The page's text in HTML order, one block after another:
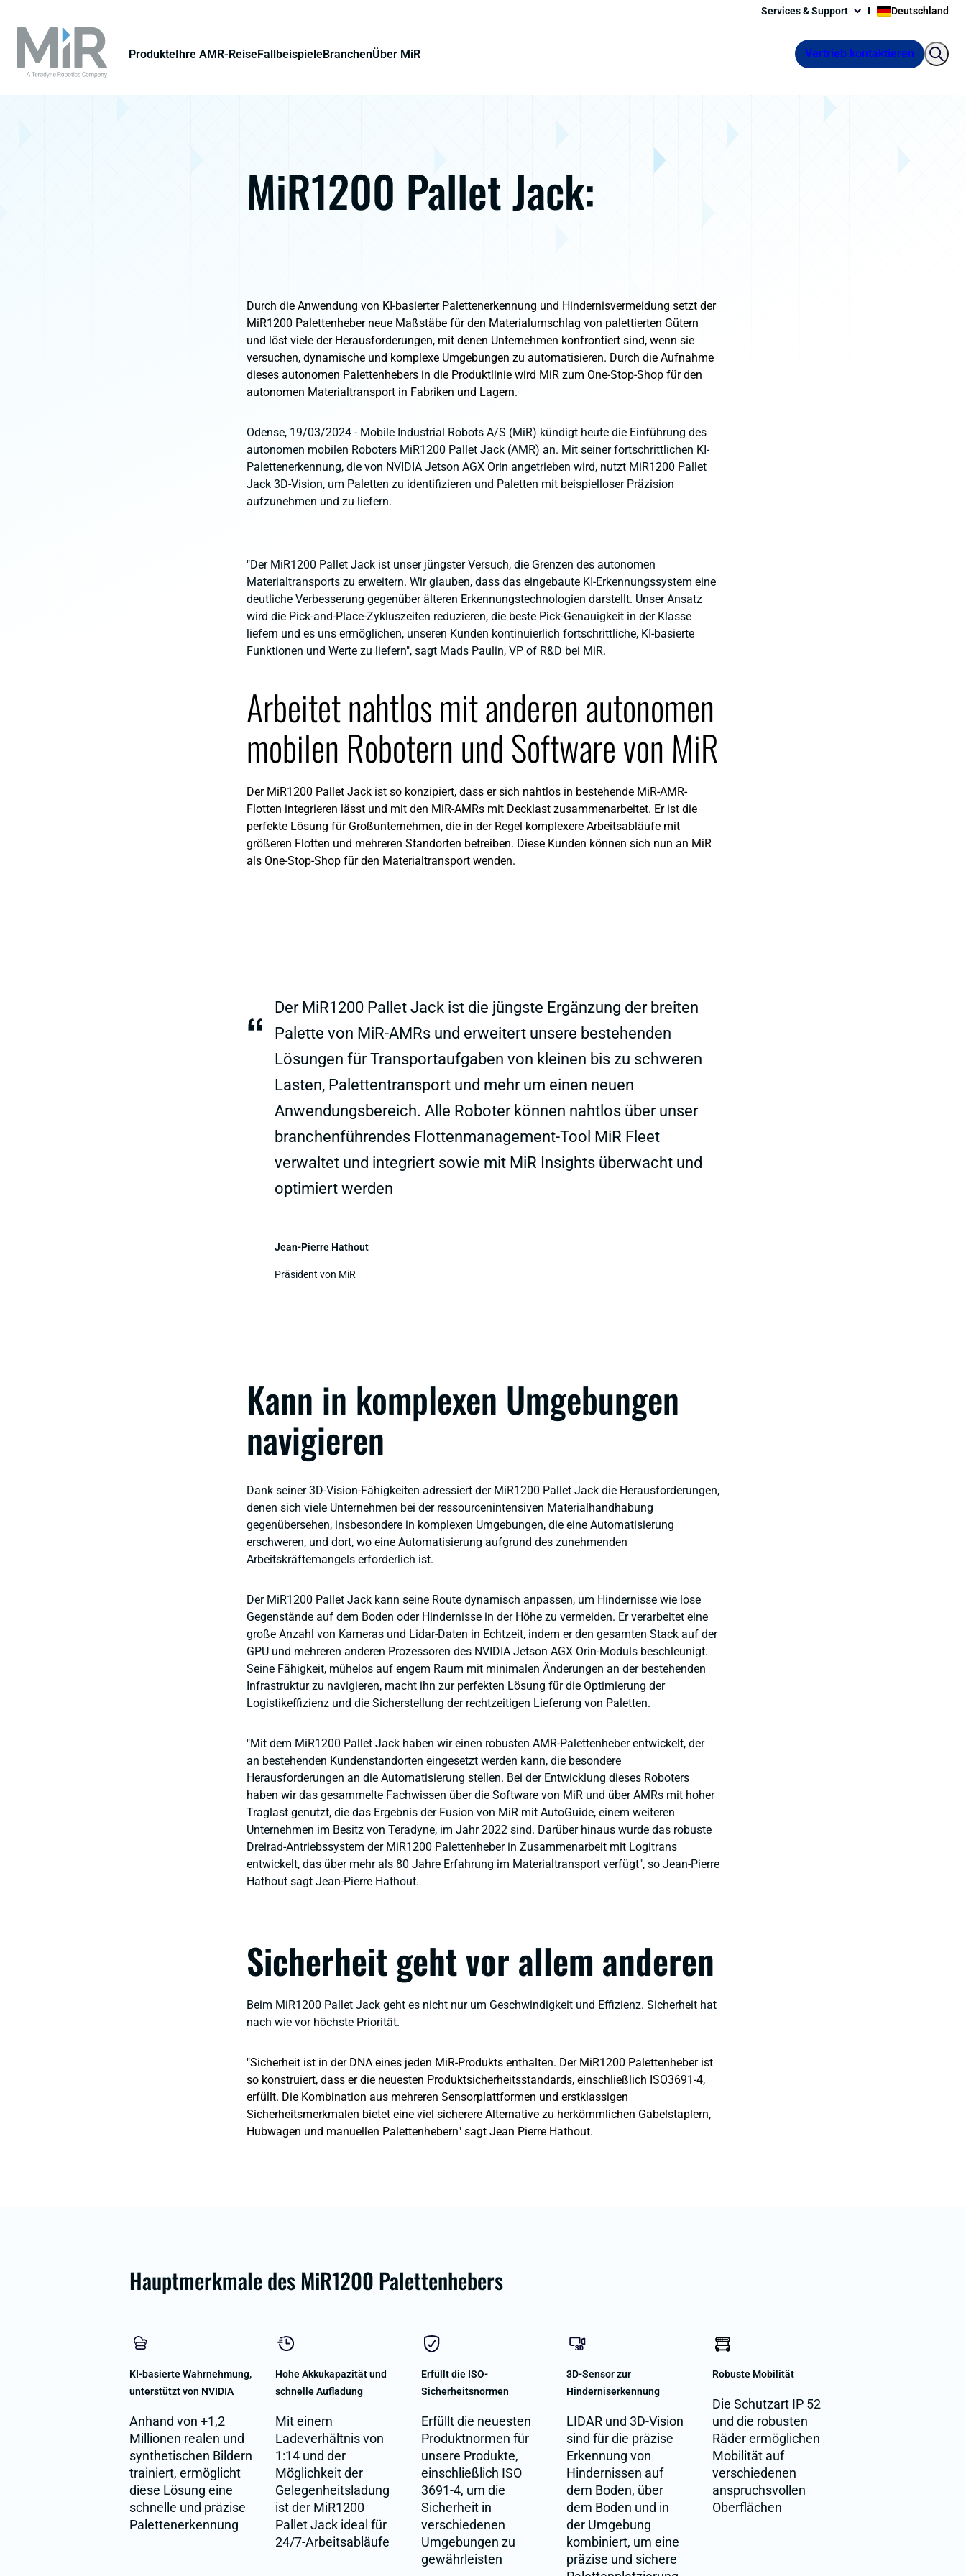
Services & Support Deutschland
ProdukteIhre AMR-ReiseFallbeispieleBranchenÜber MiR Vertrieb kontaktieren
MiR1200 Pallet Jack:
Durch die Anwendung von KI-basierter Palettenerkennung und Hindernisvermeidung setzt der
MiR1200 Palettenheber neue Maßstäbe für den Materialumschlag von palettierten Gütern
und löst viele der Herausforderungen, mit denen Unternehmen konfrontiert sind, wenn sie
versuchen, dynamische und komplexe Umgebungen zu automatisieren. Durch die Aufnahme
dieses autonomen Palettenhebers in die Produktlinie wird MiR zum One-Stop-Shop für den
autonomen Materialtransport in Fabriken und Lagern.
Odense, 19/03/2024 - Mobile Industrial Robots A/S (MiR) kündigt heute die Einführung des
autonomen mobilen Roboters MiR1200 Pallet Jack (AMR) an. Mit seiner fortschrittlichen KI-
Palettenerkennung, die von NVIDIA Jetson AGX Orin angetrieben wird, nutzt MiR1200 Pallet
Jack 3D-Vision, um Paletten zu identifizieren und Paletten mit beispielloser Präzision
aufzunehmen und zu liefern.
"Der MiR1200 Pallet Jack ist unser jüngster Versuch, die Grenzen des autonomen
Materialtransports zu erweitern. Wir glauben, dass das eingebaute KI-Erkennungssystem eine
deutliche Verbesserung gegenüber älteren Erkennungstechnologien darstellt. Unser Ansatz
wird die Pick-and-Place-Zykluszeiten reduzieren, die beste Pick-Genauigkeit in der Klasse
liefern und es uns ermöglichen, unseren Kunden kontinuierlich fortschrittliche, KI-basierte
Funktionen und Werte zu liefern", sagt Mads Paulin, VP of R&D bei MiR.
Arbeitet nahtlos mit anderen autonomen
mobilen Robotern und Software von MiR
Der MiR1200 Pallet Jack ist so konzipiert, dass er sich nahtlos in bestehende MiR-AMR-
Flotten integrieren lässt und mit den MiR-AMRs mit Decklast zusammenarbeitet. Er ist die
perfekte Lösung für Großunternehmen, die in der Regel komplexere Arbeitsabläufe mit
größeren Flotten und mehreren Standorten betreiben. Diese Kunden können sich nun an MiR
als One-Stop-Shop für den Materialtransport wenden.
“
Der MiR1200 Pallet Jack ist die jüngste Ergänzung der breiten
Palette von MiR-AMRs und erweitert unsere bestehenden
Lösungen für Transportaufgaben von kleinen bis zu schweren
Lasten, Palettentransport und mehr um einen neuen
Anwendungsbereich. Alle Roboter können nahtlos über unser
branchenführendes Flottenmanagement-Tool MiR Fleet
verwaltet und integriert sowie mit MiR Insights überwacht und
optimiert werden
Jean-Pierre Hathout
Präsident von MiR
Kann in komplexen Umgebungen
navigieren
Dank seiner 3D-Vision-Fähigkeiten adressiert der MiR1200 Pallet Jack die Herausforderungen,
denen sich viele Unternehmen bei der ressourcenintensiven Materialhandhabung
gegenübersehen, insbesondere in komplexen Umgebungen, die eine Automatisierung
erschweren, und dort, wo eine Automatisierung aufgrund des zunehmenden
Arbeitskräftemangels erforderlich ist.
Der MiR1200 Pallet Jack kann seine Route dynamisch anpassen, um Hindernisse wie lose
Gegenstände auf dem Boden oder Hindernisse in der Höhe zu vermeiden. Er verarbeitet eine
große Anzahl von Kameras und Lidar-Daten in Echtzeit, indem er den gesamten Stack auf der
GPU und mehreren anderen Prozessoren des NVIDIA Jetson AGX Orin-Moduls beschleunigt.
Seine Fähigkeit, mühelos auf engem Raum mit minimalen Änderungen an der bestehenden
Infrastruktur zu navigieren, macht ihn zur perfekten Lösung für die Optimierung der
Logistikeffizienz und die Sicherstellung der rechtzeitigen Lieferung von Paletten.
"Mit dem MiR1200 Pallet Jack haben wir einen robusten AMR-Palettenheber entwickelt, der
an bestehenden Kundenstandorten eingesetzt werden kann, die besondere
Herausforderungen an die Automatisierung stellen. Bei der Entwicklung dieses Roboters
haben wir das gesammelte Fachwissen über die Software von MiR und über AMRs mit hoher
Traglast genutzt, die das Ergebnis der Fusion von MiR mit AutoGuide, einem weiteren
Unternehmen im Besitz von Teradyne, im Jahr 2022 sind. Darüber hinaus wurde das robuste
Dreirad-Antriebssystem der MiR1200 Palettenheber in Zusammenarbeit mit Logitrans
entwickelt, das über mehr als 80 Jahre Erfahrung im Materialtransport verfügt", so Jean-Pierre
Hathout sagt Jean-Pierre Hathout.
Sicherheit geht vor allem anderen
Beim MiR1200 Pallet Jack geht es nicht nur um Geschwindigkeit und Effizienz. Sicherheit hat
nach wie vor höchste Priorität.
"Sicherheit ist in der DNA eines jeden MiR-Produkts enthalten. Der MiR1200 Palettenheber ist
so konstruiert, dass er die neuesten Produktsicherheitsstandards, einschließlich ISO3691-4,
erfüllt. Die Kombination aus mehreren Sensorplattformen und erstklassigen
Sicherheitsmerkmalen bietet eine viel sicherere Alternative zu herkömmlichen Gabelstaplern,
Hubwagen und manuellen Palettenhebern" sagt Jean Pierre Hathout.
Hauptmerkmale des MiR1200 Palettenhebers
KI-basierte Wahrnehmung,
unterstützt von NVIDIA
Anhand von +1,2
Millionen realen und
synthetischen Bildern
trainiert, ermöglicht
diese Lösung eine
schnelle und präzise
Palettenerkennung
Hohe Akkukapazität und
schnelle Aufladung
Mit einem
Ladeverhältnis von
1:14 und der
Möglichkeit der
Gelegenheitsladung
ist der MiR1200
Pallet Jack ideal für
24/7-Arbeitsabläufe
Erfüllt die ISO-
Sicherheitsnormen
Erfüllt die neuesten
Produktnormen für
unsere Produkte,
einschließlich ISO
3691-4, um die
Sicherheit in
verschiedenen
Umgebungen zu
gewährleisten
3D-Sensor zur
Hinderniserkennung
LIDAR und 3D-Vision
sind für die präzise
Erkennung von
Hindernissen auf
dem Boden, über
dem Boden und in
der Umgebung
kombiniert, um eine
präzise und sichere
Robuste Mobilität
Die Schutzart IP 52
und die robusten
Räder ermöglichen
Mobilität auf
verschiedenen
anspruchsvollen
Oberflächen